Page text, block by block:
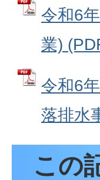
令和6
業)
令和6
落排水
この